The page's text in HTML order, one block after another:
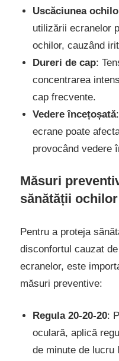
Uscăciunea
utilizării ecranelor
ochilor, cauzând
Dureri de cap:
concentrarea
cap frecvente.
Vedere încețoșată
ecrane poate
provocând vedere
Măsuri
sănătății ochilor
Pentru a proteja
disconfortul cauzat
ecranelor, este
măsuri preventive:
Regula 20-20-20:
oculară, aplică
de minute de lucru